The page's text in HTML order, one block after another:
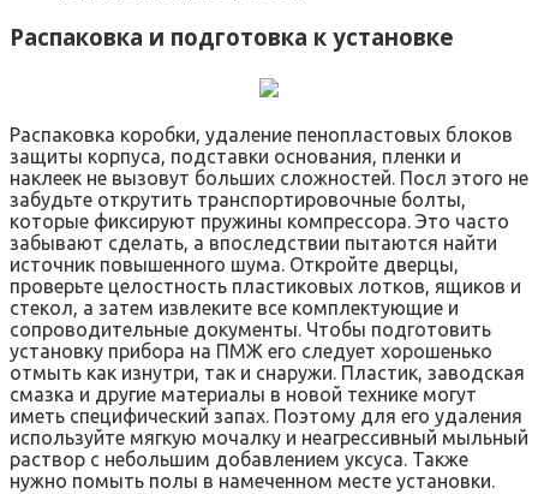
Распаковка и подготовка к установке
Распаковка коробки, удаление пенопластовых блоков
защиты корпуса, подставки основания, пленки и
наклеек не вызовут больших сложностей. Посл этого не
забудьте открутить транспортировочные болты,
которые фиксируют пружины компрессора. Это часто
забывают сделать, а впоследствии пытаются найти
источник повышенного шума. Откройте дверцы,
проверьте целостность пластиковых лотков, ящиков и
стекол, а затем извлеките все комплектующие и
сопроводительные документы. Чтобы подготовить
установку прибора на ПМЖ его следует хорошенько
отмыть как изнутри, так и снаружи. Пластик, заводская
смазка и другие материалы в новой технике могут
иметь специфический запах. Поэтому для его удаления
используйте мягкую мочалку и неагрессивный мыльный
раствор с небольшим добавлением уксуса. Также
нужно помыть полы в намеченном месте установки.